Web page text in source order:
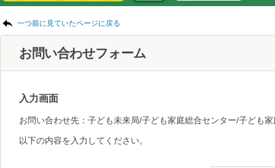
一つ前に見ていたページに戻る
お問い合わせフォーム
入力画面
お問い合わせ先：子ども未来局/子ども家庭総合センター/子ども
以下の内容を入力してください。